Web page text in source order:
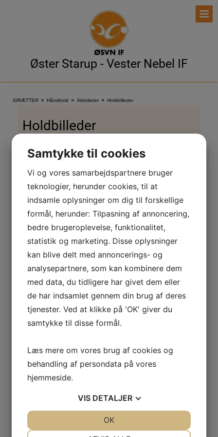
Øster Starup - Vester Nebel IF
IDRÆTTER » Håndbold » Aktiviteter » Holdbilleder
Holdbilleder
U11 2019
Tilmelding til hold:
Er du allerede medlem og ønsker at tilmelde dig til
hold - find da den ønskede idræt i menu'en og gå ind
under punktet "tilmelding".
Er du ikke medlem kan du tilmelde dig herunder eller
ved tilmelding til det ønskede hold.
Nuværende eller tidligere medlem:
købte billetter, holdtilmeldinger betalinger mm. Gå
under punktet "ØSVN-IF", "Medlemsinfo",
"Medlemslogin" eller klik
Du kan nedenfor oprette dig, som nyt medlem.
medlem, hvis du tidligere har været oprettet. Tjek.
Samtykke til cookies
Vi og vores samarbejdspartnere bruger
teknologier, herunder cookies, til at
indsamle oplysninger om dig til forskellige
formål, herunder: Tilpasning af annoncering,
bedre brugeroplevelse, funktionalitet,
statistik og marketing. Disse oplysninger
kan blive delt med annoncerings- og
analysepartnere, som kan kombinere dem
med data, du tidligere har givet dem eller
de har indsamlet gennem din brug af deres
tjenester. Ved at klikke på 'OK' giver du
samtykke til disse formål.
Læs mere om vores brug af cookies og
behandling af persondata på vores
hjemmeside.
VIS DETALJER
OK